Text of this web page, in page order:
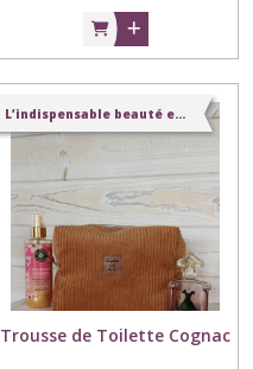
L’indispensable beauté en velours
Trousse de Toilette Cognac